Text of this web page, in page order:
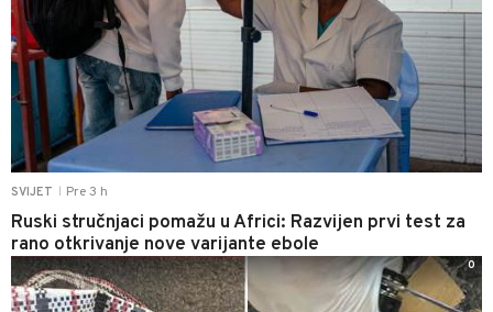
SVIJET Pre 3 h
Ruski stručnjaci pomažu u Africi: Razvijen prvi test za
rano otkrivanje nove varijante ebole
0